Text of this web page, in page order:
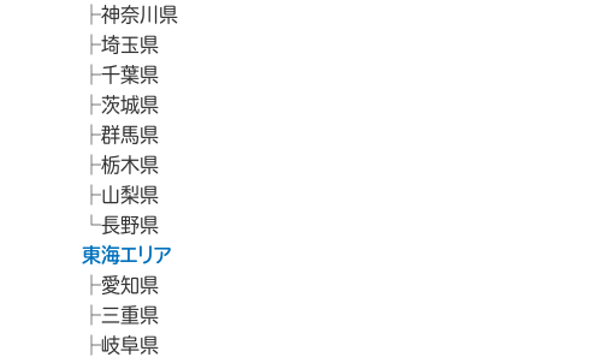
神奈川県
埼玉県
千葉県
茨城県
群馬県
栃木県
山梨県
長野県
東海エリア
愛知県
三重県
岐阜県